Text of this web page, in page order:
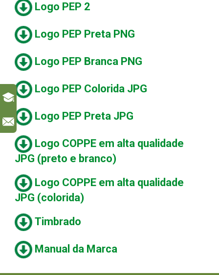
Logo PEP 2
Logo PEP Preta PNG
Logo PEP Branca PNG
Logo PEP Colorida JPG
Logo PEP Preta JPG
Logo COPPE em alta qualidade
JPG (preto e branco)
Logo COPPE em alta qualidade
JPG (colorida)
Timbrado
Manual da Marca